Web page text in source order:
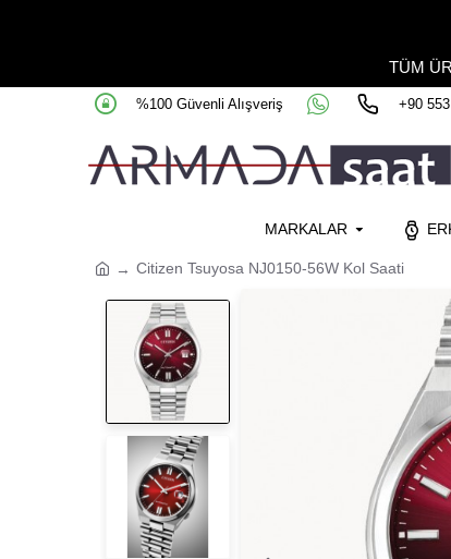
TÜM
%100 Güvenli Alışveriş +90
MARKALAR
Citizen Tsuyosa NJ0150-56W Kol Saati